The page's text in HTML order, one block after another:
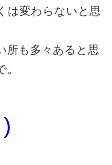
は変わらないと思
所も多々あると思
)